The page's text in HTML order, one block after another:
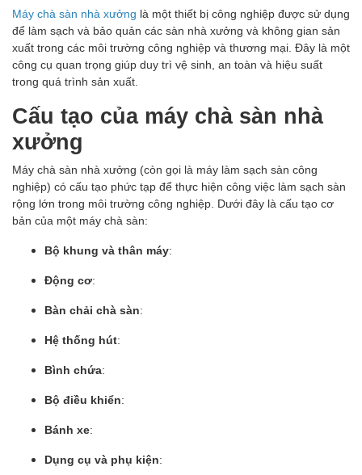
Máy chà sàn nhà xưởng là một thiết bị công nghiệp được sử dụng
để làm sạch và bảo quản các sàn nhà xưởng và không gian sản
xuất trong các môi trường công nghiệp và thương mại. Đây là một
công cụ quan trọng giúp duy trì vệ sinh, an toàn và hiệu suất
trong quá trình sản xuất.
Cấu tạo của máy chà sàn nhà
xưởng
Máy chà sàn nhà xưởng (còn gọi là máy làm sạch sàn công
nghiệp) có cấu tạo phức tạp để thực hiện công việc làm sạch sàn
rộng lớn trong môi trường công nghiệp. Dưới đây là cấu tạo cơ
bản của một máy chà sàn:
Bộ khung và thân máy:
Động cơ:
Bàn chải chà sàn:
Hệ thống hút:
Bình chứa:
Bộ điều khiển:
Bánh xe:
Dụng cụ và phụ kiện: